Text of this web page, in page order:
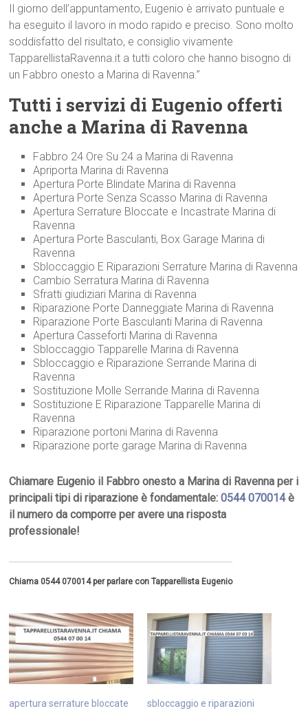
Il giorno dell’appuntamento, Eugenio è arrivato puntuale e
ha eseguito il lavoro in modo rapido e preciso. Sono molto
soddisfatto del risultato, e consiglio vivamente
TapparellistaRavenna.it a tutti coloro che hanno bisogno di
un Fabbro onesto a Marina di Ravenna.”
Tutti i servizi di Eugenio offerti
anche a Marina di Ravenna
Fabbro 24 Ore Su 24 a Marina di Ravenna
Apriporta Marina di Ravenna
Apertura Porte Blindate Marina di Ravenna
Apertura Porte Senza Scasso Marina di Ravenna
Apertura Serrature Bloccate e Incastrate Marina di
Ravenna
Apertura Porte Basculanti, Box Garage Marina di
Ravenna
Sbloccaggio E Riparazioni Serrature Marina di Ravenna
Cambio Serratura Marina di Ravenna
Sfratti giudiziari Marina di Ravenna
Riparazione Porte Danneggiate Marina di Ravenna
Riparazione Porte Basculanti Marina di Ravenna
Apertura Casseforti Marina di Ravenna
Sbloccaggio Tapparelle Marina di Ravenna
Sbloccaggio e Riparazione Serrande Marina di
Ravenna
Sostituzione Molle Serrande Marina di Ravenna
Sostituzione E Riparazione Tapparelle Marina di
Ravenna
Riparazione portoni Marina di Ravenna
Riparazione porte garage Marina di Ravenna
Chiamare Eugenio il Fabbro onesto a Marina di Ravenna per i
principali tipi di riparazione è fondamentale:0544 070014è
il numero da comporre per avere una risposta
professionale!
Chiama 0544 070014 per parlare con Tapparellista Eugenio
apertura serrature bloccate
sbloccaggio e riparazioni